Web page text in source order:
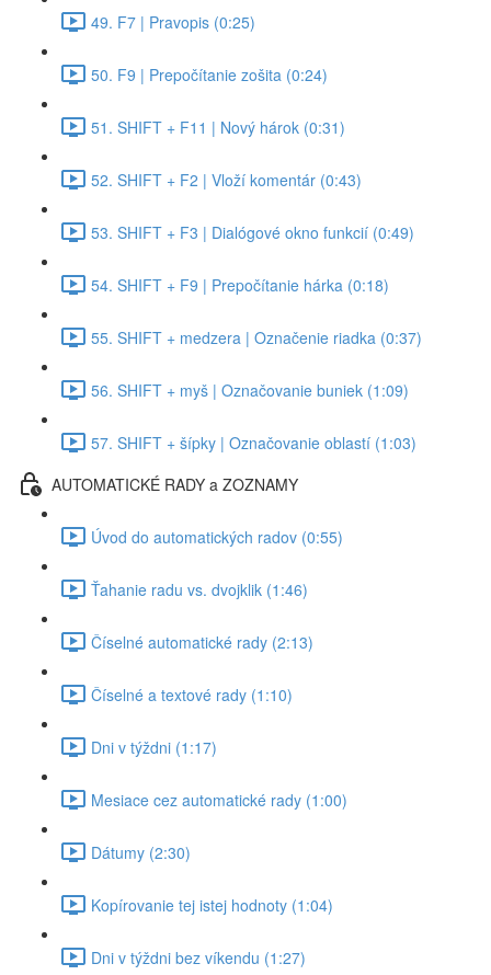
49. F7 | Pravopis (0:25)
50. F9 | Prepočítanie zošita (0:24)
51. SHIFT + F11 | Nový hárok (0:31)
52. SHIFT + F2 | Vloží komentár (0:43)
53. SHIFT + F3 | Dialógové okno funkcií (0:49)
54. SHIFT + F9 | Prepočítanie hárka (0:18)
55. SHIFT + medzera | Označenie riadka (0:37)
56. SHIFT + myš | Označovanie buniek (1:09)
57. SHIFT + šípky | Označovanie oblastí (1:03)
AUTOMATICKÉ RADY a ZOZNAMY
Úvod do automatických radov (0:55)
Ťahanie radu vs. dvojklik (1:46)
Číselné automatické rady (2:13)
Číselné a textové rady (1:10)
Dni v týždni (1:17)
Mesiace cez automatické rady (1:00)
Dátumy (2:30)
Kopírovanie tej istej hodnoty (1:04)
Dni v týždni bez víkendu (1:27)